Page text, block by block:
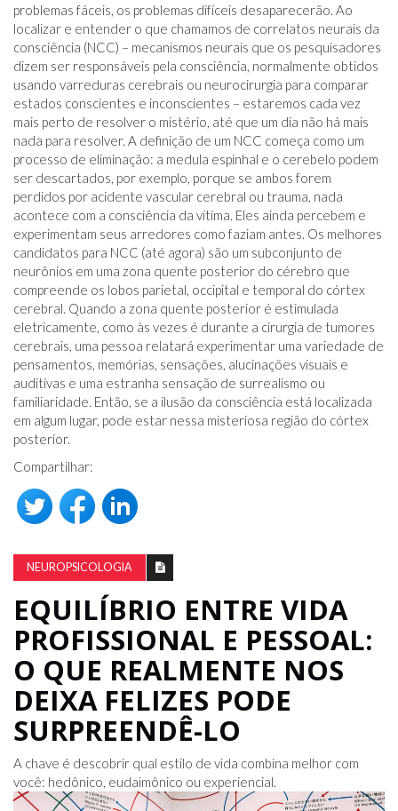
problemas fáceis, os problemas difíceis desaparecerão. Ao
localizar e entender o que chamamos de correlatos neurais da
consciência (NCC) – mecanismos neurais que os pesquisadores
dizem ser responsáveis ​​​​pela consciência, normalmente obtidos
usando varreduras cerebrais ou neurocirurgia para comparar
estados conscientes e inconscientes – estaremos cada vez
mais perto de resolver o mistério, até que um dia não há mais
nada para resolver. A definição de um NCC começa como um
processo de eliminação: a medula espinhal e o cerebelo podem
ser descartados, por exemplo, porque se ambos forem
perdidos por acidente vascular cerebral ou trauma, nada
acontece com a consciência da vítima. Eles ainda percebem e
experimentam seus arredores como faziam antes. Os melhores
candidatos para NCC (até agora) são um subconjunto de
neurônios em uma zona quente posterior do cérebro que
compreende os lobos parietal, occipital e temporal do córtex
cerebral. Quando a zona quente posterior é estimulada
eletricamente, como às vezes é durante a cirurgia de tumores
cerebrais, uma pessoa relatará experimentar uma variedade de
pensamentos, memórias, sensações, alucinações visuais e
auditivas e uma estranha sensação de surrealismo ou
familiaridade. Então, se a ilusão da consciência está localizada
em algum lugar, pode estar nessa misteriosa região do córtex
posterior.
Compartilhar:
NEUROPSICOLOGIA
EQUILÍBRIO ENTRE VIDA
PROFISSIONAL E PESSOAL:
O QUE REALMENTE NOS
DEIXA FELIZES PODE
SURPREENDÊ-LO
A chave é descobrir qual estilo de vida combina melhor com
você: hedônico, eudaimônico ou experiencial.